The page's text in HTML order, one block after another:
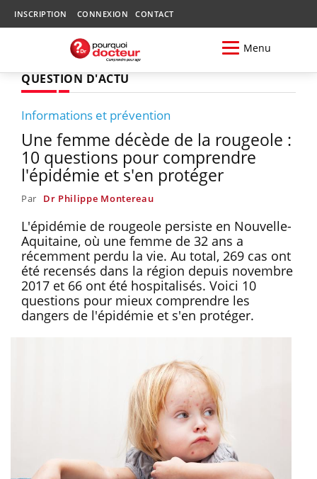
INSCRIPTION CONNEXION CONTACT
Menu
QUESTION D'ACTU
Informations et prévention
Une femme décède de la rougeole :
10 questions pour comprendre
l'épidémie et s'en protéger
Par Dr Philippe Montereau
L'épidémie de rougeole persiste en Nouvelle-
Aquitaine, où une femme de 32 ans a
récemment perdu la vie. Au total, 269 cas ont
été recensés dans la région depuis novembre
2017 et 66 ont été hospitalisés. Voici 10
questions pour mieux comprendre les
dangers de l'épidémie et s'en protéger.